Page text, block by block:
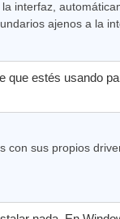
interfaz,
ajenos a la
estés usando
sus propios